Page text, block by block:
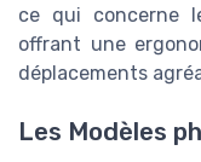
ce qui concerne
offrant une
déplacements
Les Modèles